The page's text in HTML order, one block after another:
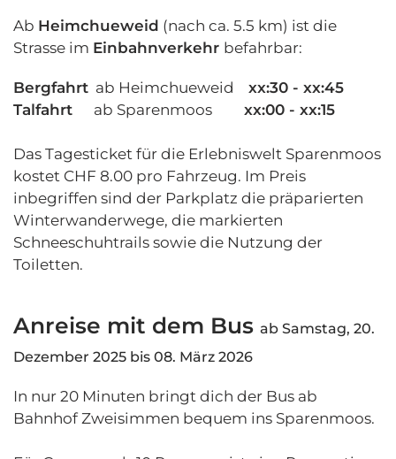
Ab Heimchueweid (nach ca. 5.5 km) ist die
Strasse im Einbahnverkehr befahrbar:
Bergfahrt ab Heimchueweid xx:30 - xx:45
Talfahrt ab Sparenmoos xx:00 - xx:15
Das Tagesticket für die Erlebniswelt Sparenmoos
kostet CHF 8.00 pro Fahrzeug. Im Preis
inbegriffen sind der Parkplatz die präparierten
Winterwanderwege, die markierten
Schneeschuhtrails sowie die Nutzung der
Toiletten.
Anreise mit dem Bus ab Samstag, 20.
Dezember 2025 bis 08. März 2026
In nur 20 Minuten bringt dich der Bus ab
Bahnhof Zweisimmen bequem ins Sparenmoos.